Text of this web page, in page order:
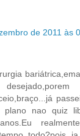
de 2011 às
plano nao quiz